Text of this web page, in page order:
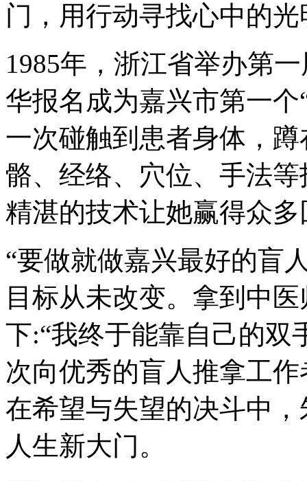
门，用行动寻找心中的光
1985年，浙江省举办第
华报名成为嘉兴市第一
一次碰触到患者身体，
骼、经络、穴位、手法
精湛的技术让她赢得众
“要做就做嘉兴最好的盲
目标从未改变。拿到中
下:“我终于能靠自己的双
次向优秀的盲人推拿工
在希望与失望的决斗中
人生新大门。